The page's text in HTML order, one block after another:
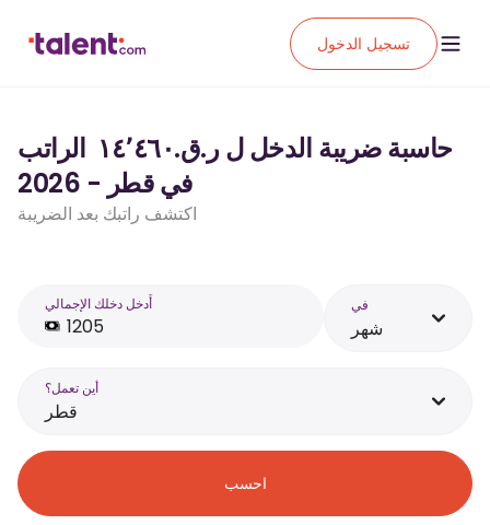
تسجيل الدخول
حاسبة ضريبة الدخل ل ر.ق.‏١٤٬٤٦٠ ‏ الراتب
في قطر - 2026
اكتشف راتبك بعد الضريبة
أَدخل دخلك الإجمالي في
شهر
أين تعمل؟
قطر
احسب